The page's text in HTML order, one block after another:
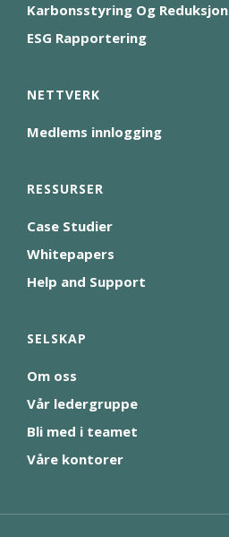
Karbonsstyring Og Reduksjon
ESG Rapportering
NETTVERK
Medlems innlogging
RESSURSER
Case Studier
Whitepapers
Help and Support
SELSKAP
Om oss
Vår ledergruppe
Bli med i teamet
Våre kontorer